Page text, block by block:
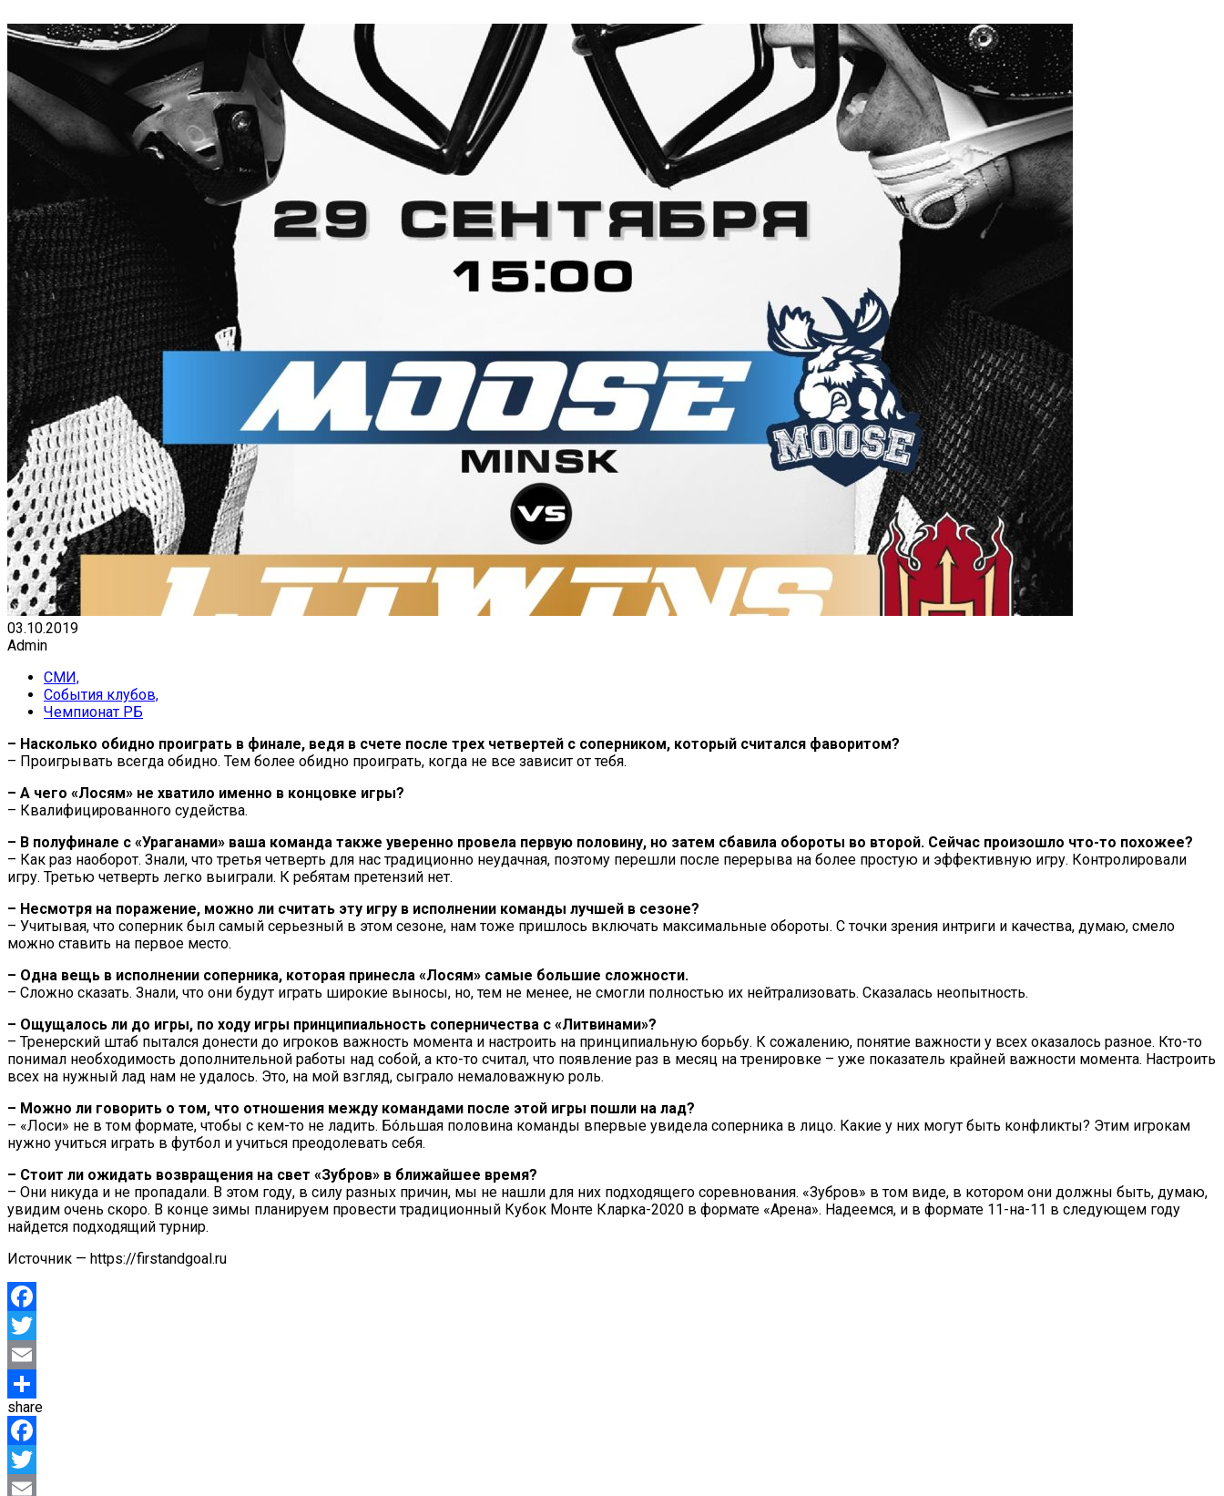
03.10.2019
Admin
СМИ,
События клубов,
Чемпионат РБ
– Насколько обидно проиграть в финале, ведя в счете после трех четвертей с соперником, который считался фаворитом?
– Проигрывать всегда обидно. Тем более обидно проиграть, когда не все зависит от тебя.
– А чего «Лосям» не хватило именно в концовке игры?
– Квалифицированного судейства.
– В полуфинале с «Ураганами» ваша команда также уверенно провела первую половину, но затем сбавила обороты во второй. Сейчас произошло что-то похожее?
– Как раз наоборот. Знали, что третья четверть для нас традиционно неудачная, поэтому перешли после перерыва на более простую и эффективную игру. Контролировали
игру. Третью четверть легко выиграли. К ребятам претензий нет.
– Несмотря на поражение, можно ли считать эту игру в исполнении команды лучшей в сезоне?
– Учитывая, что соперник был самый серьезный в этом сезоне, нам тоже пришлось включать максимальные обороты. С точки зрения интриги и качества, думаю, смело
можно ставить на первое место.
– Одна вещь в исполнении соперника, которая принесла «Лосям» самые большие сложности.​
– Сложно сказать. Знали, что они будут играть широкие выносы, но, тем не менее, не смогли полностью их нейтрализовать. Сказалась неопытность.
– Ощущалось ли до игры, по ходу игры принципиальность соперничества с «Литвинами»?
– Тренерский штаб пытался донести до игроков важность момента и настроить на принципиальную борьбу. К сожалению, понятие важности у всех оказалось разное. Кто-то
понимал необходимость дополнительной работы над собой, а кто-то считал, что появление раз в месяц на тренировке – уже показатель крайней важности момента. Настроить
всех на нужный лад нам не удалось. Это, на мой взгляд, сыграло немаловажную роль.
– Можно ли говорить о том, что отношения между командами после этой игры пошли на лад?
– «Лоси» не в том формате, чтобы с кем-то не ладить. Бóльшая половина команды впервые увидела соперника в лицо.​ Какие у них могут быть конфликты? Этим игрокам
нужно учиться играть в футбол и учиться преодолевать себя.
– Стоит ли ожидать возвращения на свет «Зубров» в ближайшее время?
– Они никуда​ и не пропадали. В этом году, в силу разных причин, мы не нашли для них подходящего соревнования. «Зубров» в том виде, в котором они должны быть, думаю,
увидим очень скоро.​ В конце зимы планируем провести традиционный Кубок Монте Кларка​-2020 в формате «Арена». Надеемся, и в формате 11-на-11 в следующем году
найдется подходящий турнир.
Источник — https://firstandgoal.ru
Facebook
Twitter
Email
Отправить
share
Facebook
Twitter